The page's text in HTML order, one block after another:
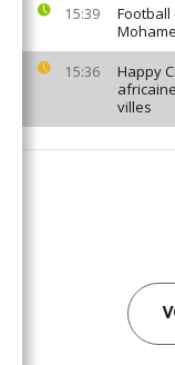
15:39
Football
15:36
Happy
villes